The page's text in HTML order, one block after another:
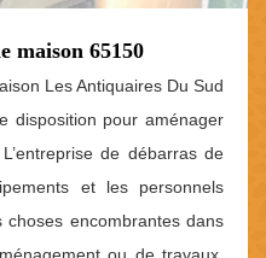
maison 65150
Les Antiquaires Du Sud
disposition pour aménager
de débarras de
et les personnels
encombrantes dans